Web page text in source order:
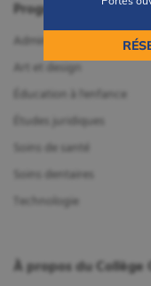
Programmes et cours
Administration
Art et design
Éducation à l'enfance
Études juridiques
Soins de santé
Soins dentaires
Technologie
À propos du Collège